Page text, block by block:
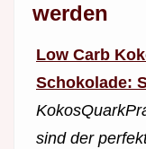
werden
Low Carb
Schokolade:
sind der